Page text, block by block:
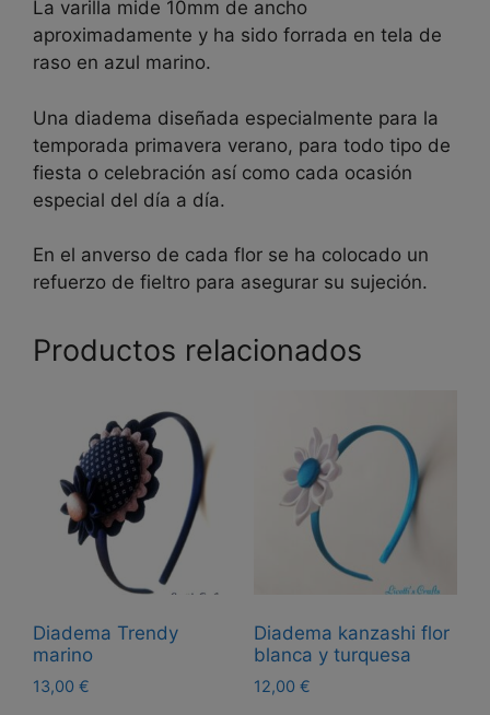
La varilla mide 10mm de ancho
aproximadamente y ha sido forrada en tela de
raso en azul marino.
Una diadema diseñada especialmente para la
temporada primavera verano, para todo tipo de
fiesta o celebración así como cada ocasión
especial del día a día.
En el anverso de cada flor se ha colocado un
refuerzo de fieltro para asegurar su sujeción.
Productos relacionados
Diadema Trendy
marino
13,00 €
Diadema kanzashi flor
blanca y turquesa
12,00 €